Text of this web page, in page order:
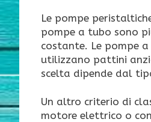
Le pompe
pompe a tubo sono
costante. Le pompe
utilizzano pattini
scelta dipende dal
Un altro criterio di
motore elettrico o